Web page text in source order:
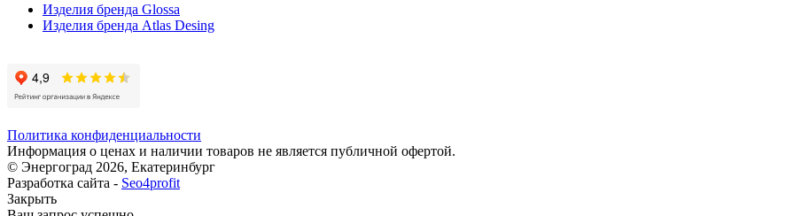
Изделия бренда Glossa
Изделия бренда Atlas Desing
Политика конфиденциальности
Информация о ценах и наличии товаров не является публичной офертой.
© Энергоград 2026, Екатеринбург
Разработка сайта - Seo4profit
Закрыть